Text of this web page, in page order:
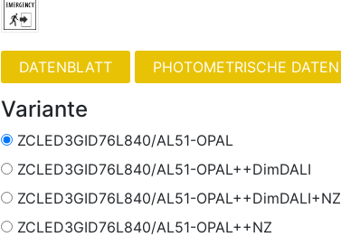
PHOTOMETRISCHE DATEN
Variante
ZCLED3GID76L840/AL51-OPAL
ZCLED3GID76L840/AL51-OPAL++DimDALI
ZCLED3GID76L840/AL51-OPAL++DimDALI+NZ
ZCLED3GID76L840/AL51-OPAL++NZ